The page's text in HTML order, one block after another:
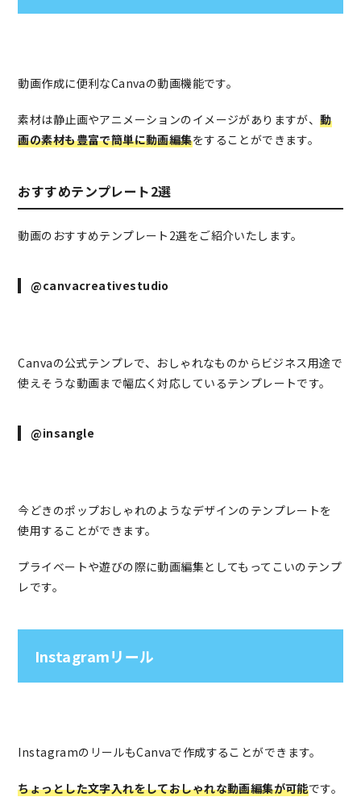
動画作成に便利なCanvaの動画機能です。
素材は静止画やアニメーションのイメージがありますが、動
画の素材も豊富で簡単に動画編集をすることができます。
おすすめテンプレート2選
動画のおすすめテンプレート2選をご紹介いたします。
@canvacreativestudio
Canvaの公式テンプレで、おしゃれなものからビジネス用途で
使えそうな動画まで幅広く対応しているテンプレートです。
@insangle
今どきのポップおしゃれのようなデザインのテンプレートを
使用することができます。
プライベートや遊びの際に動画編集としてもってこいのテンプ
レです。
Instagramリール
InstagramのリールもCanvaで作成することができます。
ちょっとした文字入れをしておしゃれな動画編集が可能です。